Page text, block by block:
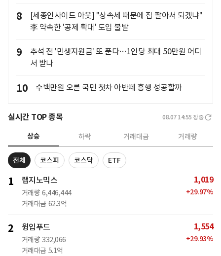
8
[세종인사이드 아웃] "상속세 때문에 집 팔아서 되겠냐"
李 약속한 '공제 확대' 도입 불발
9
추석 전 '민생지원금' 또 푼다…1인당 최대 50만원 어디
서 받나
10 수백만원 오른 국민 첫차 아반떼 흥행 성공할까
실시간 TOP 종목 08.07 14:55 장중
상승 하락 거래대금 거래량
전체 코스피 코스닥 ETF
1 랩지노믹스
거래량 6,446,444
거래대금 62.3억
1,019
+29.97%
2 윙입푸드
거래량 332,066
거래대금 5.1억
1,554
+29.93%